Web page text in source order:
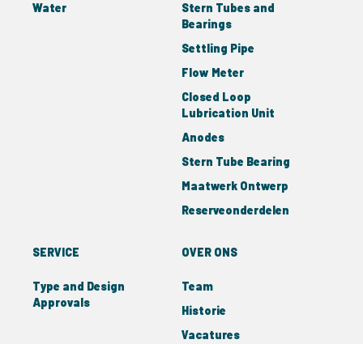
Water
Stern Tubes and
Bearings
Settling Pipe
Flow Meter
Closed Loop
Lubrication Unit
Anodes
Stern Tube Bearing
Maatwerk Ontwerp
Reserveonderdelen
SERVICE
Type and Design
Approvals
OVER ONS
Team
Historie
Vacatures